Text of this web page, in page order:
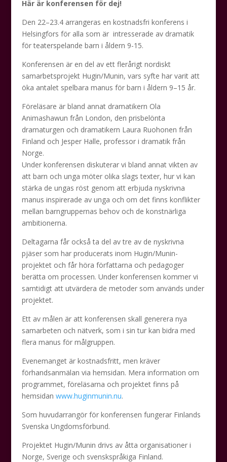
Här är konferensen för dej!
Den 22–23.4 arrangeras en kostnadsfri konferens i
Helsingfors för alla som är intresserade av dramatik
för teaterspelande barn i åldern 9-15.
Konferensen är en del av ett flerårigt nordiskt
samarbetsprojekt Hugin/Munin, vars syfte har varit att
öka antalet spelbara manus för barn i åldern 9–15 år.
Föreläsare är bland annat dramatikern Ola
Animashawun från London, den prisbelönta
dramaturgen och dramatikern Laura Ruohonen från
Finland och Jesper Halle, professor i dramatik från
Norge.
Under konferensen diskuterar vi bland annat vikten av
att barn och unga möter olika slags texter, hur vi kan
stärka de ungas röst genom att erbjuda nyskrivna
manus inspirerade av unga och om det finns konflikter
mellan barngruppernas behov och de konstnärliga
ambitionerna.
Deltagarna får också ta del av tre av de nyskrivna
pjäser som har producerats inom Hugin/Munin-
projektet och får höra författarna och pedagoger
berätta om processen. Under konferensen kommer vi
samtidigt att utvärdera de metoder som används under
projektet.
Ett av målen är att konferensen skall generera nya
samarbeten och nätverk, som i sin tur kan bidra med
flera manus för målgruppen.
Evenemanget är kostnadsfritt, men kräver
förhandsanmälan via hemsidan. Mera information om
programmet, föreläsarna och projektet finns på
hemsidan www.huginmunin.nu.
Som huvudarrangör för konferensen fungerar Finlands
Svenska Ungdomsförbund.
Projektet Hugin/Munin drivs av åtta organisationer i
Norge, Sverige och svenskspråkiga Finland.